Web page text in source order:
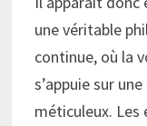
une véritable
continue, où la
s’appuie sur
méticuleux.